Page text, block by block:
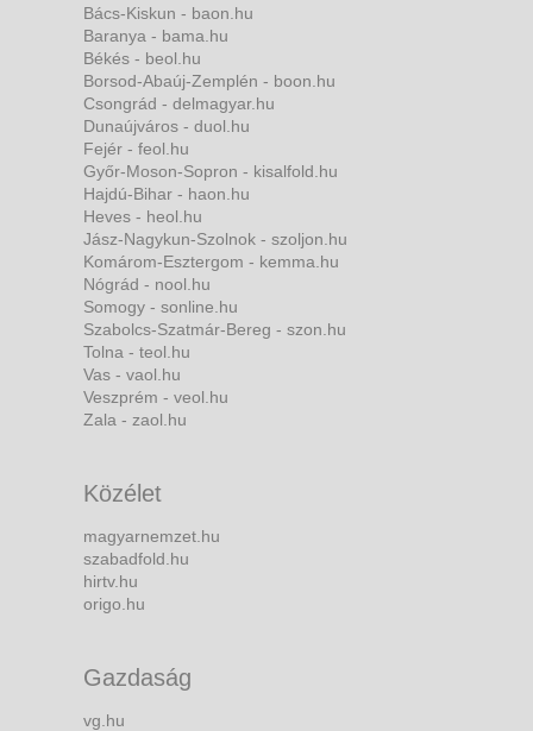
Bács-Kiskun - baon.hu
Baranya - bama.hu
Békés - beol.hu
Borsod-Abaúj-Zemplén - boon.hu
Csongrád - delmagyar.hu
Dunaújváros - duol.hu
Fejér - feol.hu
Győr-Moson-Sopron - kisalfold.hu
Hajdú-Bihar - haon.hu
Heves - heol.hu
Jász-Nagykun-Szolnok - szoljon.hu
Komárom-Esztergom - kemma.hu
Nógrád - nool.hu
Somogy - sonline.hu
Szabolcs-Szatmár-Bereg - szon.hu
Tolna - teol.hu
Vas - vaol.hu
Veszprém - veol.hu
Zala - zaol.hu
Közélet
magyarnemzet.hu
szabadfold.hu
hirtv.hu
origo.hu
Gazdaság
vg.hu